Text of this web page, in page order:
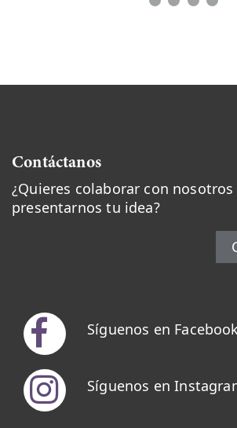
Contáctanos
¿Quieres colaborar con nosotros
presentarnos tu idea?
Síguenos en
Síguenos en